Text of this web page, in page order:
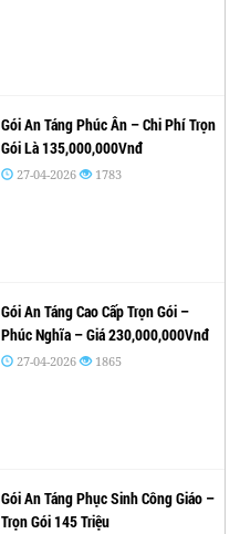
Gói An Táng Phúc Ân – Chi Phí Trọn
Gói Là 135,000,000Vnđ
27-04-2026 1783
Gói An Táng Cao Cấp Trọn Gói –
Phúc Nghĩa – Giá 230,000,000Vnđ
27-04-2026 1865
Gói An Táng Phục Sinh Công Giáo –
Trọn Gói 145 Triệu